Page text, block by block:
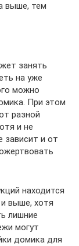
выше, тем
занять
на уже
можно
При этом
разной
и не
зависит и от
находится
выше, хотя
лишние
могут
домика для